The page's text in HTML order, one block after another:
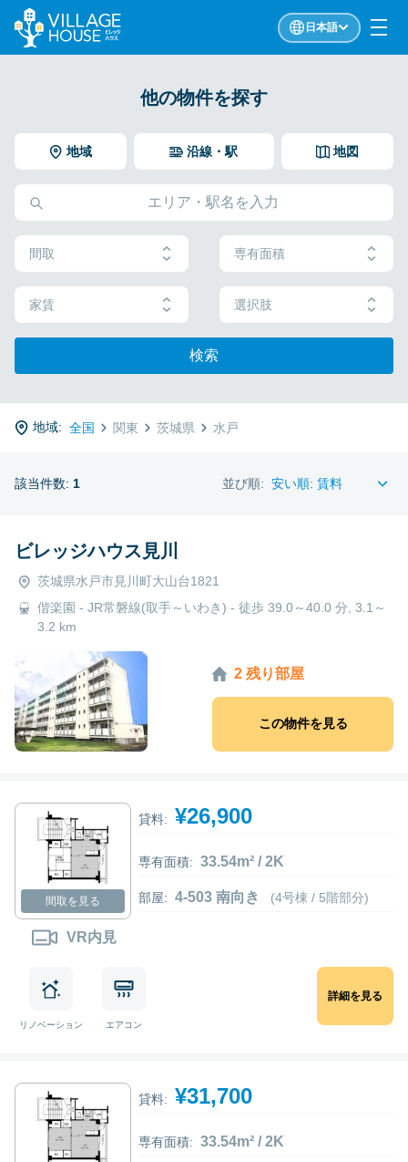
日本語
他の物件を探す
地域 地図
沿線・駅
間取 専有面積
家賃 選択肢
検索
地域: 全国 関東 茨城県 水戸
該当件数: 1 並び順:
ビレッジハウス見川
茨城県水戸市見川町大山台1821
偕楽園 - JR常磐線(取手～いわき) - 徒歩 39.0～40.0 分, 3.1～
3.2 km
2 残り部屋
この物件を見る
間取を見る
VR内見
貸料: ¥26,900
専有面積: 33.54m² / 2K
部屋: 4-503 南向き (4号棟 / 5階部分)
リノベーション エアコン
詳細を見る
貸料: ¥31,700
専有面積: 33.54m² / 2K